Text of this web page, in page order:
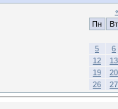
Пн
Вт
5
6
12
13
19
20
26
27